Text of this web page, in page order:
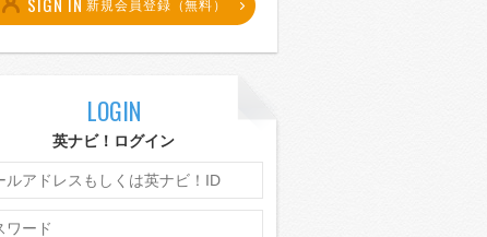
新規会員登録（無料）
LOGIN
英ナビ！ログイン